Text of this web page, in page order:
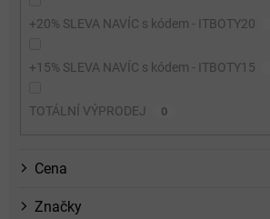
+20% SLEVA NAVÍC s kódem - ITBOTY20
+15% SLEVA NAVÍC s kódem - ITBOTY15
TOTÁLNÍ VÝPRODEJ 0
Cena
Značky